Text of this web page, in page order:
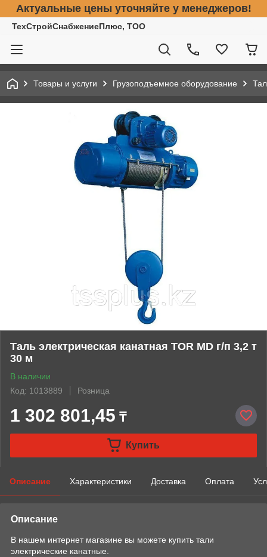
Актуальные цены уточняйте у менеджеров!
ТехСтройСнабжениеПлюс, ТОО
Товары и услуги Грузоподъемное оборудование
Таль электрическая канатная TOR MD г/п 3,2 т
30 м
В наличии
Код: 1013889
Розница
1 302 801,45 ₸
Купить
Описание Характеристики Доставка Оплата
Описание
В нашем интернет магазине вы можете купить тали
электрические канатные.